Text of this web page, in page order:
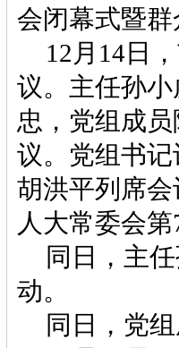
会闭幕式暨
12月14日
议。主任孙
忠，党组成
议。党组书
胡洪平列席
人大常委会
同日，主
动。
同日，党